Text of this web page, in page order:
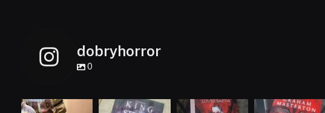
dobryhorror
0
dobryhorror
dobryhorror
dobryhorror
dobryhorror